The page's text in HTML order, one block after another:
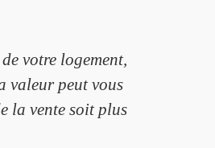
votre logement,
valeur peut vous
la vente soit plus